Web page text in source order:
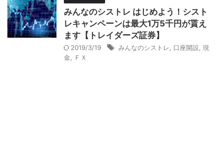
みんなのシストレ はじめよう！シスト
レキャンペーンは最大1万5千円が貰え
ます【トレイダーズ証券】
2019/3/19 みんなのシストレ 口座開設 現
金
ＦＸ